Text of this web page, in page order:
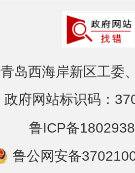
青岛西海岸新区工委
政府网站标识码：
鲁ICP备
鲁公网安备